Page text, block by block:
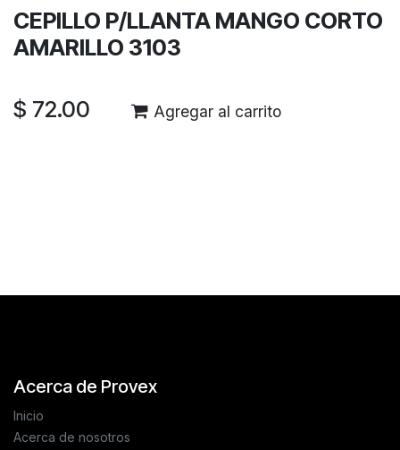
CEPILLO P/LLANTA MANGO CORTO
AMARILLO 3103
$ 72.00 Agregar al carrito
Acerca de Provex
Inicio
Acerca de nosotros